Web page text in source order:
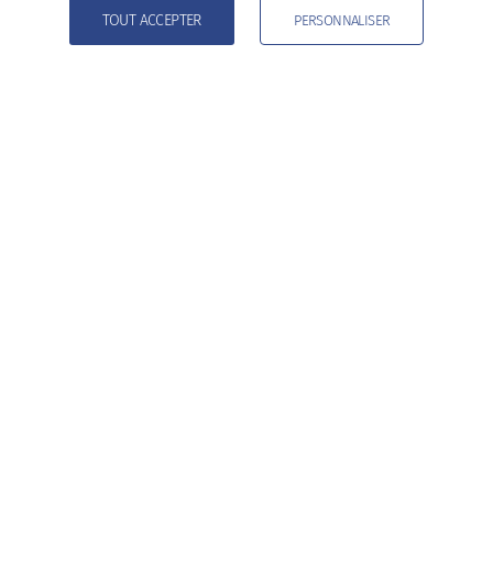
Samedi : 10h00 - 16h00 ( sur rendez-vous, à votre meilleure
convenance )
TOUT ACCEPTER PERSONNALISER